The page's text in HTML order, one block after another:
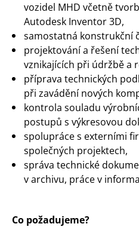
vozidel MHD včetně
Autodesk Inventor 3D,
samostatná konstrukční
projektování a řešení
vznikajících při údržbě a
příprava technických
při zavádění nových
kontrola souladu
postupů s výkresovou
spolupráce s externími
společných projektech,
správa technické
v archivu, práce v
Co požadujeme?